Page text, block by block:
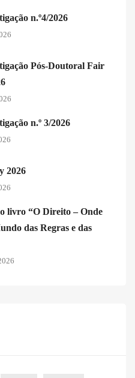
n.º4/2026
Pós-Doutoral Fair
n.º 3/2026
2026
livro “O Direito – Onde
das Regras e das